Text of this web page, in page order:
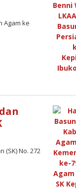
Agam ke
(SK) No. 272